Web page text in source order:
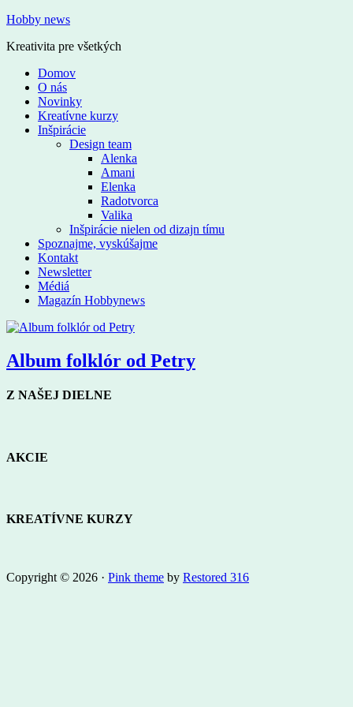
Hobby news
Kreativita pre všetkých
Domov
O nás
Novinky
Kreatívne kurzy
Inšpirácie
Design team
Alenka
Amani
Elenka
Radotvorca
Valika
Inšpirácie nielen od dizajn tímu
Spoznajme, vyskúšajme
Kontakt
Newsletter
Médiá
Magazín Hobbynews
Album folklór od Petry
Z NAŠEJ DIELNE
AKCIE
KREATÍVNE KURZY
Copyright © 2026 · Pink theme by Restored 316